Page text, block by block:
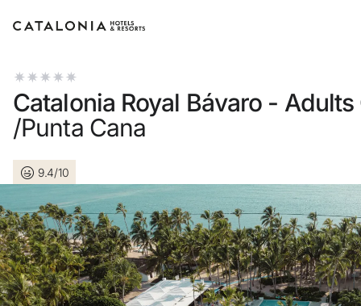
Accedi al tuo account
LOGIN
Hai dimenticato la password?
o usa una di queste opzioni
Entra con Google
Catalonia Royal Bávaro - Adults
/Punta Cana
9.4/10